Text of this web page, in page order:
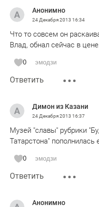
Анонимно
24 Декабря 2013 16:34
Что то совсем он
Влад, обнал сейчас в
0 эмодзи
Ответить
Димон из Казани
24 Декабря 2013 16:37
Музей "славы" рубрики
Татарстона"
0 эмодзи
Ответить
Анонимно